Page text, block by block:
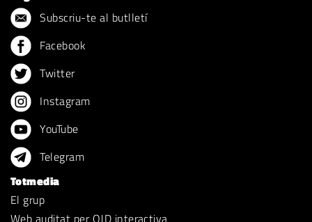
Subscriu-te al butlletí
Facebook
Twitter
Instagram
YouTube
Telegram
Totmedia
El grup
Web auditat per OJD interactiva